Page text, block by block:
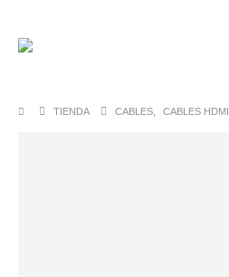
TIENDA CABLES CABLES HDMI